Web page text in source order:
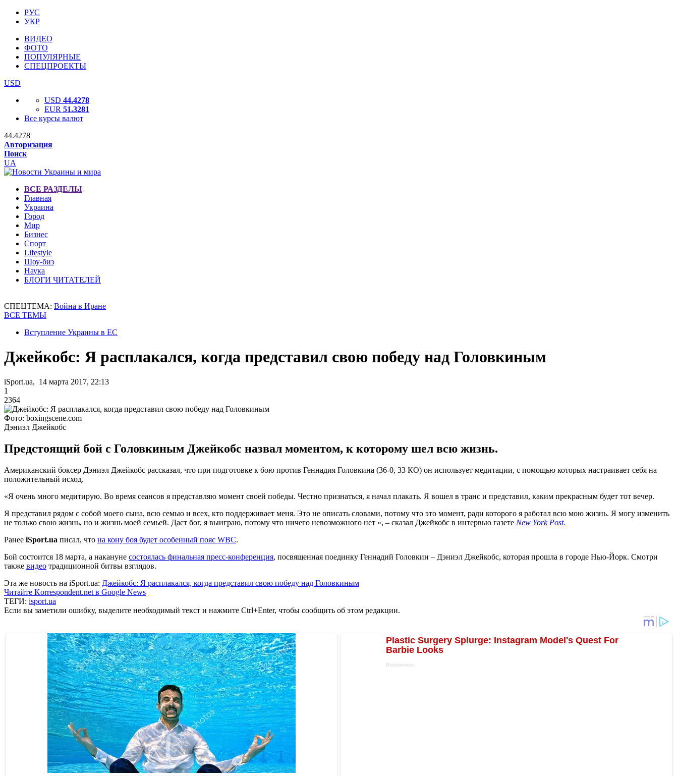
РУС
УКР
ВИДЕО
ФОТО
ПОПУЛЯРНЫЕ
СПЕЦПРОЕКТЫ
USD
USD 44.4278
EUR 51.3281
Все курсы валют
44.4278
Авторизация
Поиск
UA
ВСЕ РАЗДЕЛЫ
Главная
Украина
Город
Мир
Бизнес
Спорт
Lifestyle
Шоу-биз
Наука
БЛОГИ ЧИТАТЕЛЕЙ
СПЕЦТЕМА: Война в Иране
ВСЕ ТЕМЫ
Вступление Украины в ЕС
Джейкобс: Я расплакался, когда представил свою победу над Головкиным
iSport.ua, 14 марта 2017, 22:13
1
2364
Фото: boxingscene.com
Дэниэл Джейкобс
Предстоящий бой с Головкиным Джейкобс назвал моментом, к которому шел всю жизнь.
Американский боксер Дэниэл Джейкобс рассказал, что при подготовке к бою против Геннадия Головкина (36-0, 33 КО) он использует медитации, с помощью которых настраивает себя на
положительный исход.
«Я очень много медитирую. Во время сеансов я представляю момент своей победы. Честно признаться, я начал плакать. Я вошел в транс и представил, каким прекрасным будет тот вечер.
Я представил рядом с собой моего сына, всю семью и всех, кто поддерживает меня. Это не описать словами, потому что это момент, ради которого я работал всю мою жизнь. Я могу изменить
не только свою жизнь, но и жизнь моей семьей. Даст бог, я выиграю, потому что ничего невозможного нет «, – сказал Джейкобс в интервью газете New York Post.
Ранее iSport.ua писал, что на кону боя будет особенный пояс WBC.
Бой состоится 18 марта, а накануне состоялась финальная пресс-конференция, посвященная поединку Геннадий Головкин – Дэниэл Джейкобс, которая прошла в городе Нью-Йорк. Смотри
также видео традиционной битвы взглядов.
Эта же новость на iSport.ua: Джейкобс: Я расплакался, когда представил свою победу над Головкиным
Читайте Korrespondent.net в Google News
ТЕГИ: isport.ua
Если вы заметили ошибку, выделите необходимый текст и нажмите Ctrl+Enter, чтобы сообщить об этом редакции.